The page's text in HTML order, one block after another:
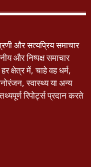
और सत्यप्रिय समाचार
और निष्पक्ष समाचार
क्षेत्र में, चाहे वह धर्म,
स्वास्थ्य या अन्य
रिपोर्ट्स प्रदान करते